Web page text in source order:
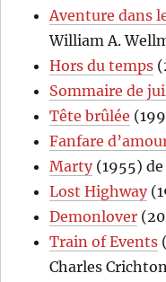
Aventure dans
William A.
Hors du temps
Sommaire de
Tête brûlée
Fanfare
Marty(1955)
Lost Highway
Demonlover
Train of Events
Charles